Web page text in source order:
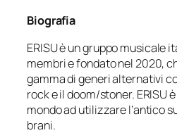
Biografia
ERISU è un gruppo musicale
membri e fondato nel 2020,
gamma di generi alternativi
rock e il doom/stoner. ERISU
mondo ad utilizzare l’antico
brani.